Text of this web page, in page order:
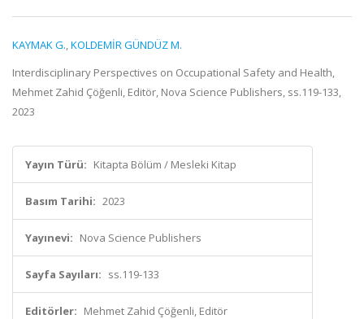
KAYMAK G.,KOLDEMİR GÜNDÜZ M.
Interdisciplinary Perspectives on Occupational Safety and Health,
Mehmet Zahid Çöğenli, Editör, Nova Science Publishers, ss.119-133,
2023
Yayın Türü: Kitapta Bölüm / Mesleki Kitap
Basım Tarihi: 2023
Yayınevi: Nova Science Publishers
Sayfa Sayıları: ss.119-133
Editörler: Mehmet Zahid Çöğenli, Editör